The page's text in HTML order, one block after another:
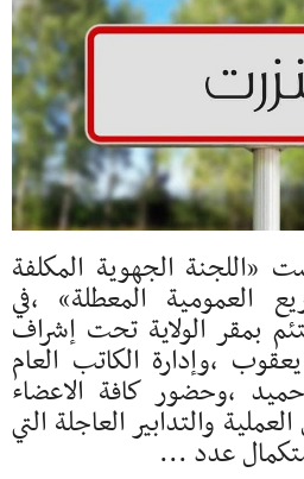
الجهوية المكلفة
العمومية المعطلة» ،في
بمقر الولاية تحت إشراف
،وإدارة الكاتب العام
،وحضور كافة الاعضاء
والتدابير العاجلة التي
عدد ...